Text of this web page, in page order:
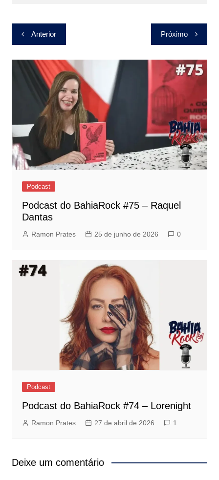
Navegação
de
Post
Anterior Próximo
Podcast
Podcast do BahiaRock #75 – Raquel
Dantas
Ramon Prates 25 de junho de 2026 0
Podcast
Podcast do BahiaRock #74 – Lorenight
Ramon Prates 27 de abril de 2026 1
Deixe um comentário